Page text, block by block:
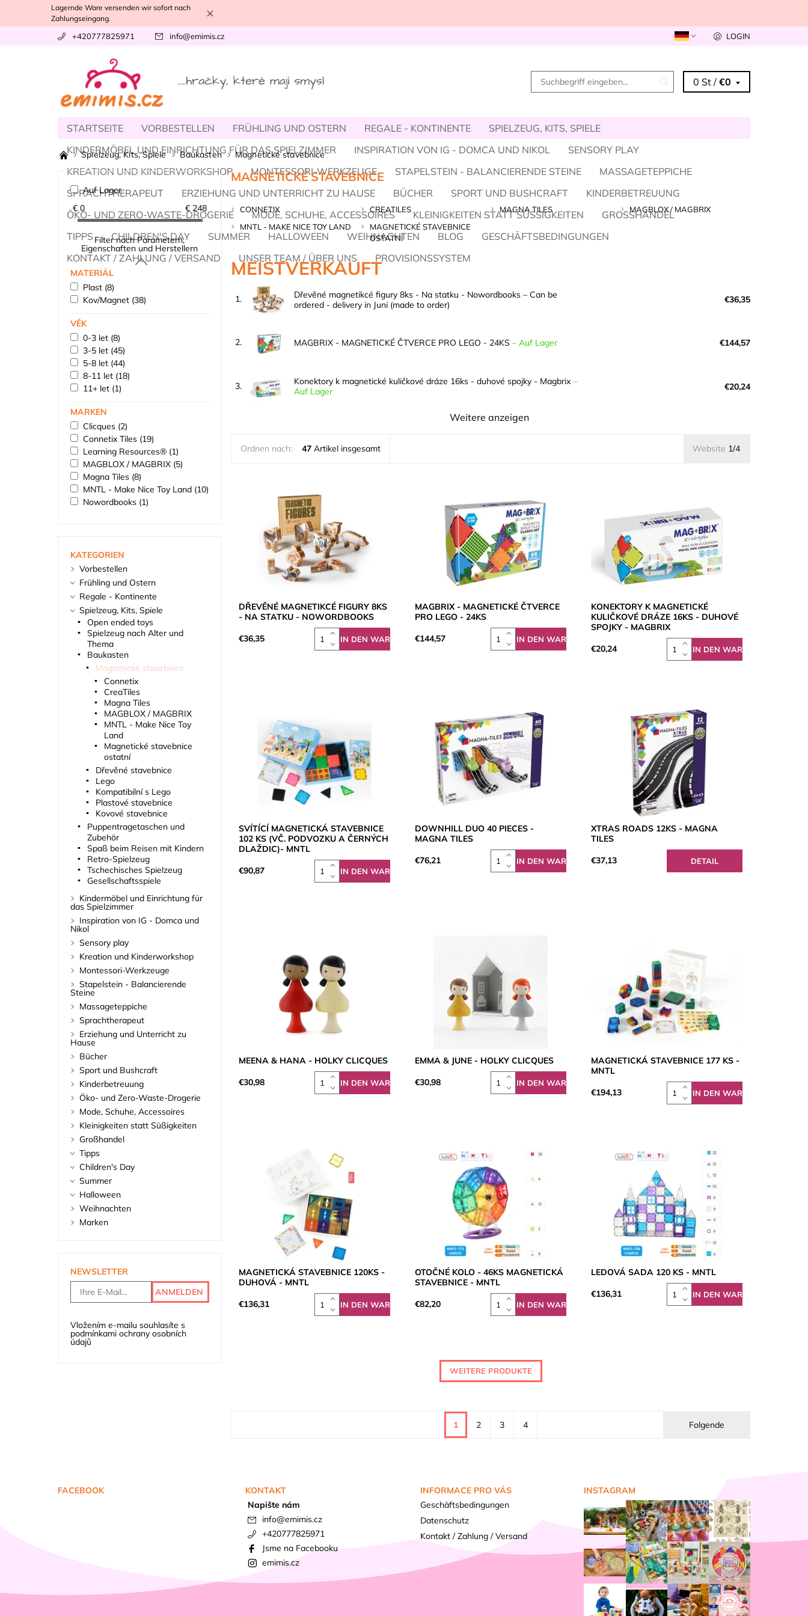
Lagernde Ware versenden wir sofort nach
Zahlungseingang.
+420777825971 info@emimis.cz LOGIN
0 St /€0
STARTSEITE VORBESTELLEN FRÜHLING UND OSTERN REGALE - KONTINENTE
SPIELZEUG, KITS, SPIELE
KINDERMÖBEL UND EINRICHTUNG FÜR DAS SPIELZIMMER
INSPIRATION VON IG - DOMCA UND NIKOL
SENSORY PLAY
KREATION UND KINDERWORKSHOP
MONTESSORI-WERKZEUGE STAPELSTEIN - BALANCIERENDE STEINE
MASSAGETEPPICHE
SPRACHTHERAPEUT
ERZIEHUNG UND UNTERRICHT ZU HAUSE BÜCHER SPORT UND BUSHCRAFT
KINDERBETREUUNG
ÖKO- UND ZERO-WASTE-DROGERIE
MODE, SCHUHE, ACCESSOIRES KLEINIGKEITEN STATT SÜSSIGKEITEN
GROSSHANDEL
TIPPS
CHILDREN'S DAY SUMMER HALLOWEEN WEIHNACHTEN BLOG
GESCHÄFTSBEDINGUNGEN
KONTAKT / ZAHLUNG / VERSAND
UNSER TEAM / ÜBER UNS PROVISIONSSYSTEM
Spielzeug, Kits, Spiele Baukasten Magnetické stavebnice
MAGNETICKÉ STAVEBNICE
CONNETIX CREATILES MAGNA TILES
MAGBLOX / MAGBRIX
MNTL - MAKE NICE TOY LAND
MAGNETICKÉ STAVEBNICE
OSTATNÍ
MEISTVERKAUFT
1. Dřevěné magnetikcé figury 8ks - Na statku - Nowordbooks – Can be
ordered - delivery in Juni (made to order)
€36,35
2. MAGBRIX - MAGNETICKÉ ČTVERCE PRO LEGO - 24KS – Auf Lager €144,57
3. Konektory k magnetické kuličkové dráze 16ks - duhové spojky - Magbrix –
Auf Lager
€20,24
Weitere anzeigen
Ordnen nach: 47Artikel insgesamt Website 1/4
DŘEVĚNÉ MAGNETIKCÉ FIGURY 8KS
- NA STATKU - NOWORDBOOKS
€36,35
MAGBRIX - MAGNETICKÉ ČTVERCE
PRO LEGO - 24KS
€144,57
KONEKTORY K MAGNETICKÉ
KULIČKOVÉ DRÁZE 16KS - DUHOVÉ
SPOJKY - MAGBRIX
€20,24
SVÍTÍCÍ MAGNETICKÁ STAVEBNICE
102 KS (VČ. PODVOZKU A ČERNÝCH
DLAŽDIC)- MNTL
€90,87
DOWNHILL DUO 40 PIECES -
MAGNA TILES
€76,21
XTRAS ROADS 12KS - MAGNA
TILES
€37,13 DETAIL
MEENA & HANA - HOLKY CLICQUES
€30,98
EMMA & JUNE - HOLKY CLICQUES
€30,98
MAGNETICKÁ STAVEBNICE 177 KS -
MNTL
€194,13
MAGNETICKÁ STAVEBNICE 120KS -
DUHOVÁ - MNTL
€136,31
OTOČNÉ KOLO - 46KS MAGNETICKÁ
STAVEBNICE - MNTL
€82,20
LEDOVÁ SADA 120 KS - MNTL
€136,31
WEITERE PRODUKTE
Folgende
1 2 3 4
Auf Lager
€ 0 € 248
Filter nach Parametern,
Eigenschaften und Herstellern
MATERIÁL
Plast (8)
Kov/Magnet (38)
VĚK
0-3 let (8)
3-5 let (45)
5-8 let (44)
8-11 let (18)
11+ let (1)
MARKEN
Clicques (2)
Connetix Tiles (19)
Learning Resources® (1)
MAGBLOX / MAGBRIX (5)
Magna Tiles (8)
MNTL - Make Nice Toy Land (10)
Nowordbooks (1)
KATEGORIEN
Vorbestellen
Frühling und Ostern
Regale - Kontinente
Spielzeug, Kits, Spiele
Open ended toys
Spielzeug nach Alter und
Thema
Baukasten
Magnetické stavebnice
Connetix
CreaTiles
Magna Tiles
MAGBLOX / MAGBRIX
MNTL - Make Nice Toy
Land
Magnetické stavebnice
ostatní
Dřevěné stavebnice
Lego
Kompatibilní s Lego
Plastové stavebnice
Kovové stavebnice
Puppentragetaschen und
Zubehör
Spaß beim Reisen mit Kindern
Retro-Spielzeug
Tschechisches Spielzeug
Gesellschaftsspiele
Kindermöbel und Einrichtung für
das Spielzimmer
Inspiration von IG - Domca und
Nikol
Sensory play
Kreation und Kinderworkshop
Montessori-Werkzeuge
Stapelstein - Balancierende
Steine
Massageteppiche
Sprachtherapeut
Erziehung und Unterricht zu
Hause
Bücher
Sport und Bushcraft
Kinderbetreuung
Öko- und Zero-Waste-Drogerie
Mode, Schuhe, Accessoires
Kleinigkeiten statt Süßigkeiten
Großhandel
Tipps
Children's Day
Summer
Halloween
Weihnachten
Marken
NEWSLETTER
Vložením e-mailu souhlasíte s
podmínkami ochrany osobních
údajů
FACEBOOK
KONTAKT
Napište nám
info@emimis.cz
+420777825971
Jsme na Facebooku
emimis.cz
INFORMACE PRO VÁS
Geschäftsbedingungen
Datenschutz
Kontakt / Zahlung / Versand
INSTAGRAM